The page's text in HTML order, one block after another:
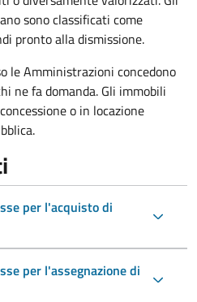
sono classificati come
pronto alla dismissione.
le Amministrazioni concedono
ne fa domanda. Gli immobili
o in locazione
per l'acquisto di
per l'assegnazione di